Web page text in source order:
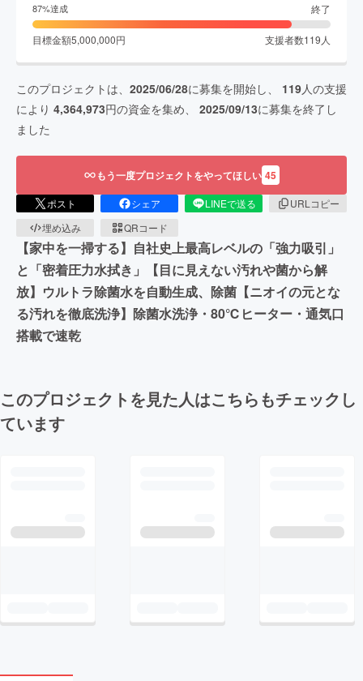
87%達成 終了
目標金額5,000,000円 支援者数119 人
このプロジェクトは、 2025/06/28に募集を開始し、 119人の支援
により 4,364,973円の資金を集め、 2025/09/13に募集を終了し
ました
もう一度プロジェクトをやってほしい 45
ポスト シェア LINEで送る
URLコピー
埋め込み
QRコード
【家中を一掃する】自社史上最高レベルの「強力吸引」
と「密着圧力水拭き」【目に見えない汚れや菌から解
放】ウルトラ除菌水を自動生成、除菌【ニオイの元とな
る汚れを徹底洗浄】除菌水洗浄・80℃ヒーター・通気口
搭載で速乾
このプロジェクトを見た人はこちらもチェックし
ています